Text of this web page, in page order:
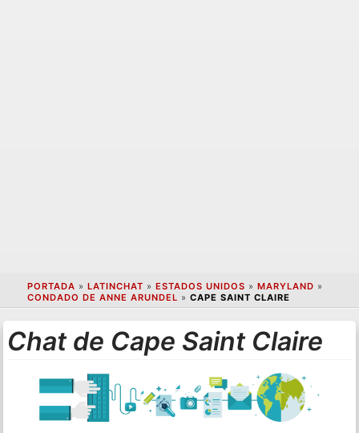
PORTADA » LATINCHAT » ESTADOS UNIDOS » MARYLAND »
CONDADO DE ANNE ARUNDEL » CAPE SAINT CLAIRE
Chat de Cape Saint Claire